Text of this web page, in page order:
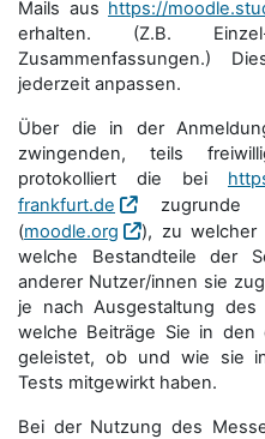
Mails aus https://
erhalten. (Z.B.
Zusammenfassungen.)
jederzeit anpassen.
Über die in der
zwingenden, teils
protokolliert die bei
frankfurt.de
zugrunde
(moodle.org
), zu welcher
welche Bestandteile der
anderer Nutzer/innen sie
je nach Ausgestaltung
welche Beiträge Sie in den
geleistet, ob und wie sie
Tests mitgewirkt haben.
Bei der Nutzung des